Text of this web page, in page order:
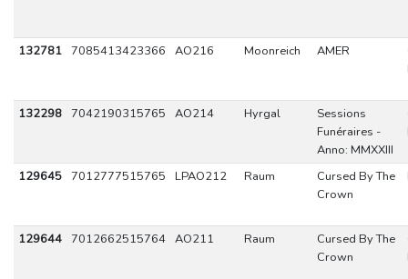
132781 7085413423366 AO216 Moonreich AMER
132298 7042190315765 AO214 Hyrgal
Sessions
Funéraires -
Anno: MMXXIII
129645 7012777515765 LPAO212 Raum
Cursed By The
Crown
129644 7012662515764 AO211 Raum
Cursed By The
Crown